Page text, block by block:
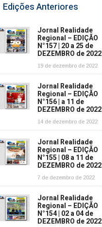
Edições Anteriores
Jornal Realidade
Regional – EDIÇÃO
N°157 | 20 a 25 de
DEZEMBRO de 2022
19 de dezembro de 2022
Jornal Realidade
Regional – EDIÇÃO
N°156 | a 11 de
DEZEMBRO de 2022
14 de dezembro de 2022
Jornal Realidade
Regional – EDIÇÃO
N°155 | 08 a 11 de
DEZEMBRO de 2022
7 de dezembro de 2022
Jornal Realidade
Regional – EDIÇÃO
N°154 | 02 a 04 de
DEZEMBRO de 2022